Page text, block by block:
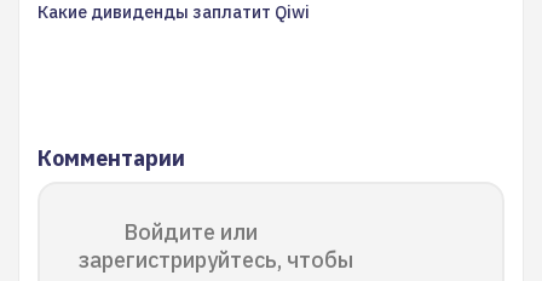
Какие дивиденды заплатит Qiwi
Комментарии
Войдите или
зарегистрируйтесь, чтобы